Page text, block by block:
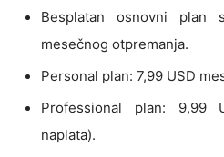
Besplatan osnovni
mesečnog otpremanja.
Personal plan: 7,99 USD
Professional plan: 9,99
naplata).